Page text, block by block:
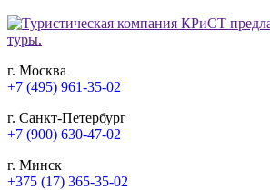
г. Москва
+7 (495) 961-35-02
г. Санкт-Петербург
+7 (900) 630-47-02
г. Минск
+375 (17) 365-35-02